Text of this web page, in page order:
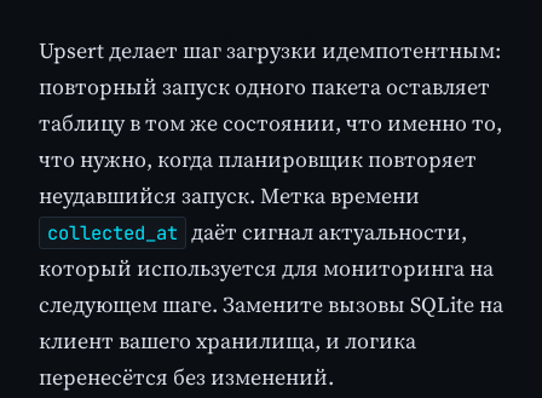
Upsert делает шаг загрузки идемпотентным:
повторный запуск одного пакета оставляет
таблицу в том же состоянии, что именно то,
что нужно, когда планировщик повторяет
неудавшийся запуск. Метка времени
collected_at даёт сигнал актуальности,
который используется для мониторинга на
следующем шаге. Замените вызовы SQLite на
клиент вашего хранилища, и логика
перенесётся без изменений.